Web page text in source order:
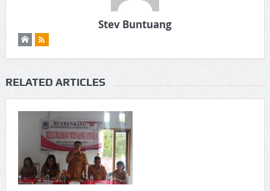
Stev Buntuang
RELATED ARTICLES